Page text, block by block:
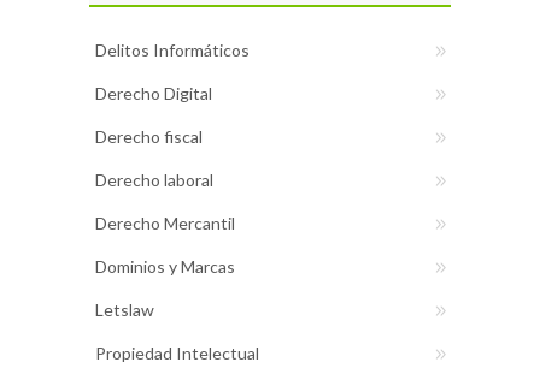
Delitos Informáticos
Derecho Digital
Derecho fiscal
Derecho laboral
Derecho Mercantil
Dominios y Marcas
Letslaw
Propiedad Intelectual